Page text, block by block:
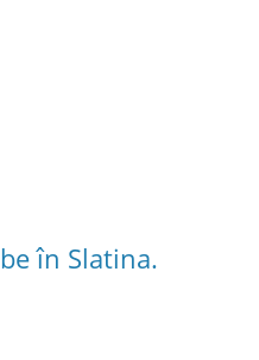
în Slatina.